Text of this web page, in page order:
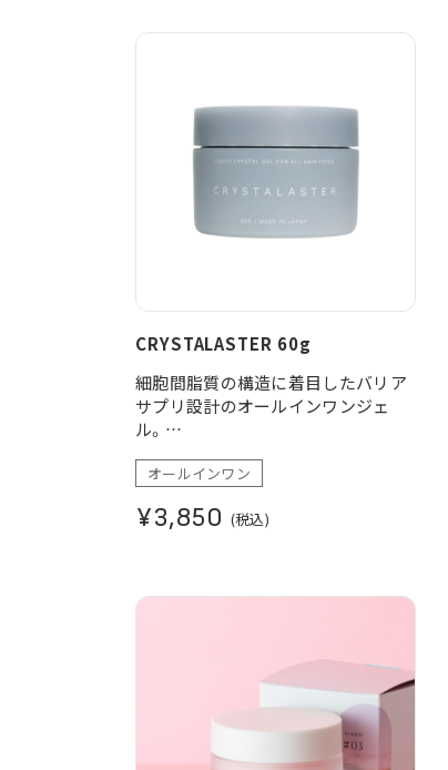
CRYSTALASTER 60g
細胞間脂質の構造に着目したバリア
サプリ設計のオールインワンジェ
ル。
クがこれ1つで叶うスキンケア。
オールインワン
¥3,850 (税込)